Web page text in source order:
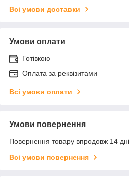
Всі умови доставки
Умови оплати
Готівкою
Оплата за реквізитами
Всі умови оплати
Умови повернення
Повернення товару впродовж 14
Всі умови повернення